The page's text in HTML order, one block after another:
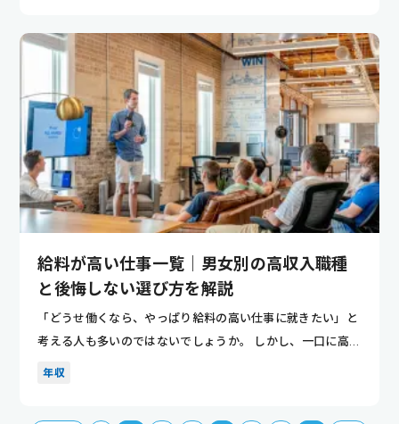
給料が高い仕事一覧｜男女別の高収入職種
と後悔しない選び方を解説
「どうせ働くなら、やっぱり給料の高い仕事に就きたい」と
考える人も多いのではないでしょうか。 しかし、一口に高収
入といって...
年収